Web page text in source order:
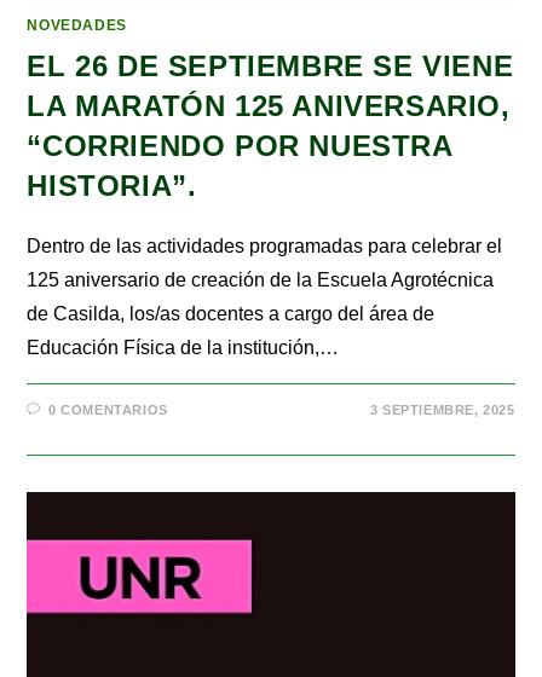
NOVEDADES
EL 26 DE SEPTIEMBRE SE VIENE
LA MARATÓN 125 ANIVERSARIO,
“CORRIENDO POR NUESTRA
HISTORIA”.
Dentro de las actividades programadas para celebrar el
125 aniversario de creación de la Escuela Agrotécnica
de Casilda, los/as docentes a cargo del área de
Educación Física de la institución,…
0 COMENTARIOS 3 SEPTIEMBRE, 2025